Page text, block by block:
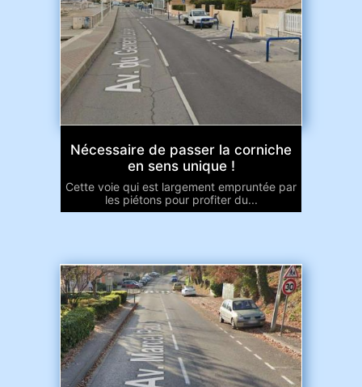
Nécessaire de passer la corniche
en sens unique !
Cette voie qui est largement empruntée par
les piétons pour profiter du...